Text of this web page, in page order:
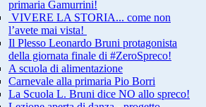
primaria Gamurrini!
VIVERE LA STORIA... come non
l’avete mai vista!
Il Plesso Leonardo Bruni protagonista
della giornata finale di #ZeroSpreco!
A scuola di alimentazione
Carnevale alla primaria Pio Borri
La Scuola L. Bruni dice NO allo spreco!